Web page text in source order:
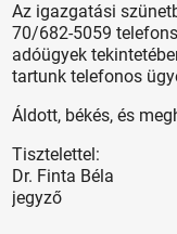
Az igazgatási
70/682-5059
adóügyek
tartunk telefonos
Áldott, békés, és
Tisztelettel:
Dr. Finta Béla
jegyző